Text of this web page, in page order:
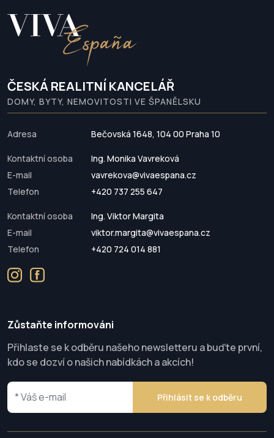
ČESKÁ REALITNÍ KANCELÁŘ
DOMY, BYTY, NEMOVITOSTI VE ŠPANĚLSKU
Adresa Bečovská 1648, 104 00 Praha 10
Kontaktní osoba
Ing. Monika Vavreková
E-mail
vavrekova@vivaespana.cz
Telefon
+420 737 255 647
Kontaktní osoba
Ing. Viktor Margita
E-mail
viktor.margita@vivaespana.cz
Telefon
+420 724 014 881
Zůstaňte informováni
Přihlaste se k odběru našeho newsletteru a buďte první,
kdo se dozví o našich nabídkách a akcích!
Přihlásit se k odběru